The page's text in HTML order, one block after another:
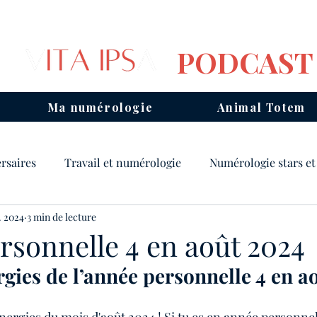
PODCAST
Ma numérologie Animal Totem
Travail et numérologie Numérologie stars
Mantras
Consulter un numérologue Année personnelle
4 en août 2024
2024 3 min de lecture
de l’année personnelle 4 en